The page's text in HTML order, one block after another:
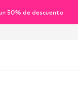
50% de descuento